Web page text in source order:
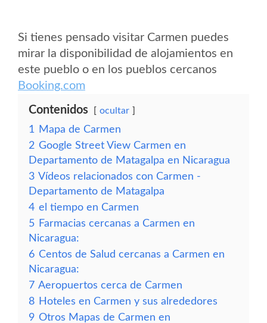
Si tienes pensado visitar Carmen puedes
mirar la disponibilidad de alojamientos en
este pueblo o en los pueblos cercanos
Booking.com
Contenidos ocultar
1
Mapa de Carmen
2 Google Street View Carmen en
Departamento de Matagalpa en Nicaragua
3 Vídeos relacionados con Carmen -
Departamento de Matagalpa
4 el tiempo en Carmen
5 Farmacias cercanas a Carmen en
Nicaragua:
6 Centos de Salud cercanas a Carmen en
Nicaragua:
7 Aeropuertos cerca de Carmen
8 Hoteles en Carmen y sus alrededores
9 Otros Mapas de Carmen en